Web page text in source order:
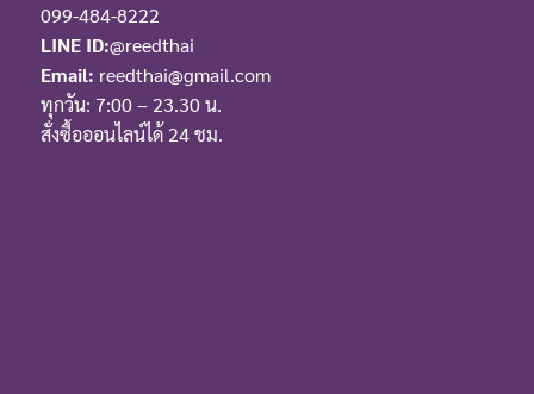
099-484-8222
LINE ID:@reedthai
Email: reedthai@gmail.com
ทุกวัน: 7:00 – 23.30 น.
สั่งซื้อออนไลน์ได้ 24 ชม.